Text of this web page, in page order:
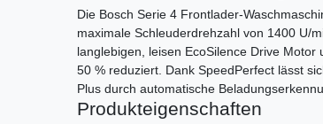
Die Bosch Serie 4 Frontlader-
maximale Schleuderdrehzahl von 1400 U/
langlebigen, leisen EcoSilence Drive
50 % reduziert. Dank SpeedPerfect lässt
Plus durch automatische
Produkteigenschaften